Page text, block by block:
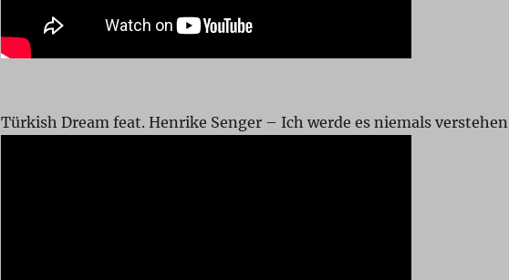
Türkish Dream feat. Henrike Senger – Ich werde es niemals verstehen